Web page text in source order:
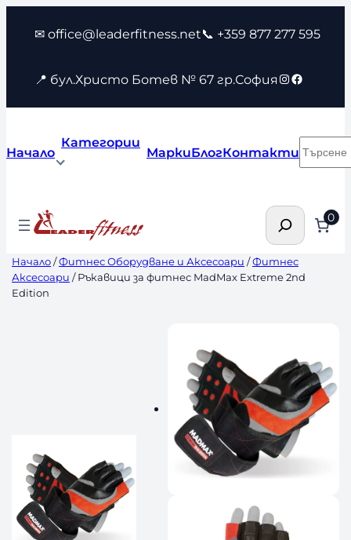
съдържанието
✉ office@leaderfitness.net📞 +359 877 277 595
📍 бул.Христо Ботев № 67 гр.София Instagram
Facebook
Начало
Категории
МаркиБлогКонтакти
Търсене 0
Начало/Фитнес Оборудване и Аксесоари /Фитнес
Аксесоари / Ръкавици за фитнес MadMax Extreme 2nd
Edition